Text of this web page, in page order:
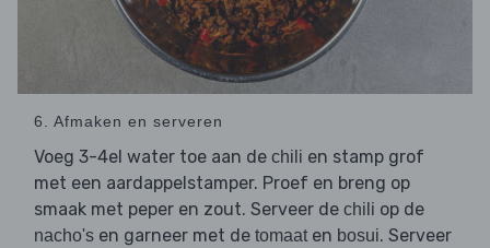
6. Afmaken en serveren
Voeg 3-4el water toe aan de chili en stamp grof
met een aardappelstamper. Proef en breng op
smaak met peper en zout. Serveer de chili op de
nacho's en garneer met de tomaaten bosui. Serveer